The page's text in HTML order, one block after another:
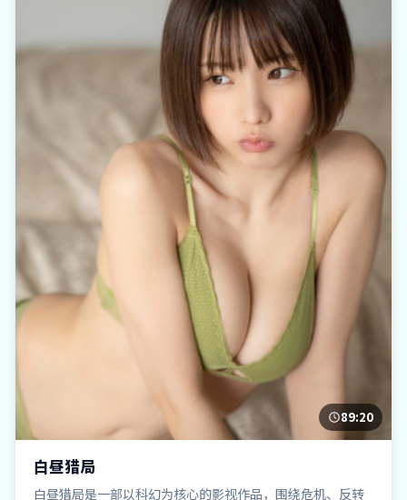
89:20
白昼猎局
白昼猎局是一部以科幻为核心的影视作品，围绕危机、反转